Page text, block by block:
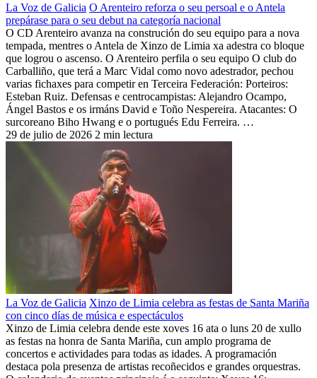
La Voz de Galicia O Arenteiro reforza o seu persoal e o Antela
prepárase para o seu debut na categoría nacional
O CD Arenteiro avanza na construción do seu equipo para a nova
tempada, mentres o Antela de Xinzo de Limia xa adestra co bloque
que logrou o ascenso. O Arenteiro perfila o seu equipo O club do
Carballiño, que terá a Marc Vidal como novo adestrador, pechou
varias fichaxes para competir en Terceira Federación: Porteiros:
Esteban Ruiz. Defensas e centrocampistas: Alejandro Ocampo,
Ángel Bastos e os irmáns David e Toño Nespereira. Atacantes: O
surcoreano Biho Hwang e o portugués Edu Ferreira. …
29 de julio de 2026 2 min lectura
La Voz de Galicia Xinzo de Limia celebra as festas de Santa Mariña
con cinco días de música e espectáculos
Xinzo de Limia celebra dende este xoves 16 ata o luns 20 de xullo
as festas na honra de Santa Mariña, cun amplo programa de
concertos e actividades para todas as idades. A programación
destaca pola presenza de artistas recoñecidos e grandes orquestras.